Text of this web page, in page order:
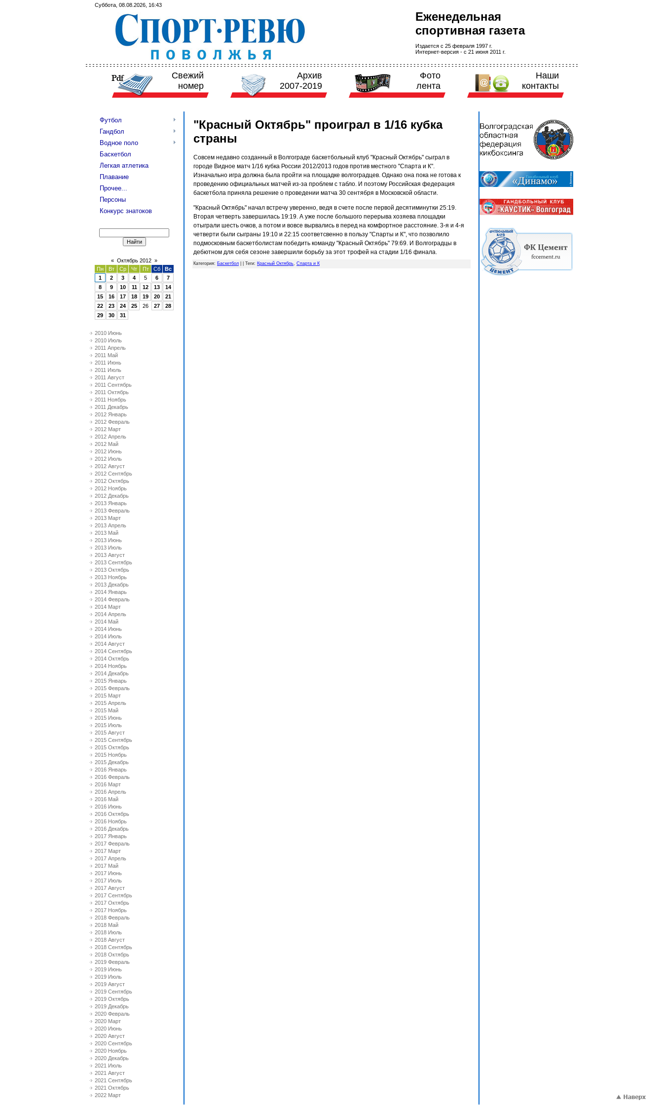
Суббота, 08.08.2026, 16:43
Еженедельная
спортивная газета
Издается с 25 февраля 1997 г.
Интернет-версия - с 21 июня 2011 г.
Свежий
номер
Архив
2007-2019
Фото
лента
Наши
контакты
Футбол
Гандбол
Водное поло
Баскетбол
Легкая атлетика
Плавание
Прочее...
Персоны
Конкурс знатоков
« Октябрь 2012 »
Пн
Вт Ср Чт Пт Сб
Вс
1
2 3 4 5 6
7
8
9 10 11 12 13
14
15
16 17 18 19 20
21
22
23 24 25 26 27
28
29
30 31
2010 Июнь
2010 Июль
2011 Апрель
2011 Май
2011 Июнь
2011 Июль
2011 Август
2011 Сентябрь
2011 Октябрь
2011 Ноябрь
2011 Декабрь
2012 Январь
2012 Февраль
2012 Март
2012 Апрель
2012 Май
2012 Июнь
2012 Июль
2012 Август
2012 Сентябрь
2012 Октябрь
2012 Ноябрь
2012 Декабрь
2013 Январь
2013 Февраль
2013 Март
2013 Апрель
2013 Май
2013 Июнь
2013 Июль
2013 Август
2013 Сентябрь
2013 Октябрь
2013 Ноябрь
2013 Декабрь
2014 Январь
2014 Февраль
2014 Март
2014 Апрель
2014 Май
2014 Июнь
2014 Июль
2014 Август
2014 Сентябрь
2014 Октябрь
2014 Ноябрь
2014 Декабрь
2015 Январь
2015 Февраль
2015 Март
2015 Апрель
2015 Май
2015 Июнь
2015 Июль
2015 Август
2015 Сентябрь
2015 Октябрь
2015 Ноябрь
2015 Декабрь
2016 Январь
2016 Февраль
2016 Март
2016 Апрель
2016 Май
2016 Июнь
2016 Октябрь
2016 Ноябрь
2016 Декабрь
2017 Январь
2017 Февраль
2017 Март
2017 Апрель
2017 Май
2017 Июнь
2017 Июль
2017 Август
2017 Сентябрь
2017 Октябрь
2017 Ноябрь
2018 Февраль
2018 Май
2018 Июль
2018 Август
2018 Сентябрь
2018 Октябрь
2019 Февраль
2019 Июнь
2019 Июль
2019 Август
2019 Сентябрь
2019 Октябрь
2019 Декабрь
2020 Февраль
2020 Март
2020 Июнь
2020 Август
2020 Сентябрь
2020 Ноябрь
2020 Декабрь
2021 Июль
2021 Август
2021 Сентябрь
2021 Октябрь
2022 Март
"Красный Октябрь" проиграл в 1/16 кубка
страны
Совсем недавно созданный в Волгограде баскетбольный клуб "Красный Октябрь" сыграл в
городе Видное матч 1/16 кубка России 2012/2013 годов против местного "Спарта и К".
Изначально игра должна была пройти на площадке волгоградцев. Однако она пока не готова к
проведению официальных матчей из-за проблем с табло. И поэтому Российская федерация
баскетбола приняла решение о проведении матча 30 сентября в Московской области.
"Красный Октябрь" начал встречу уверенно, ведя в счете после первой десятиминутки 25:19.
Вторая четверть завершилась 19:19. А уже после большого перерыва хозяева площадки
отыграли шесть очков, а потом и вовсе вырвались в перед на комфортное расстояние. 3-я и 4-я
четверти были сыграны 19:10 и 22:15 соответсвенно в пользу "Спарты и К", что позволило
подмосковным баскетболистам победить команду "Красный Октябрь" 79:69. И Волгоградцы в
дебютном для себя сезоне завершили борьбу за этот трофей на стадии 1/16 финала.
Категория: Баскетбол Теги: Красный Октябрь, Спарта и К